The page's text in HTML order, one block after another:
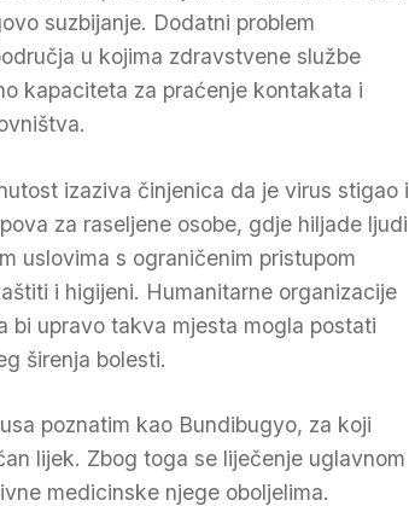
suzbijanje. Dodatni problem
u kojima zdravstvene službe
kapaciteta za praćenje kontakata i
izaziva činjenica da je virus stigao i
za raseljene osobe, gdje hiljade ljudi
uslovima s ograničenim pristupom
i higijeni. Humanitarne organizacije
bi upravo takva mjesta mogla postati
širenja bolesti.
poznatim kao Bundibugyo, za koji
lijek. Zbog toga se liječenje uglavnom
medicinske njege oboljelima.